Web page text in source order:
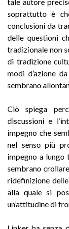
soprattutto è
conclusioni da
delle questioni
tradizionale non
di tradizione
modi d’azione
sembrano
Ciò spiega
discussioni e
impegno che
nel senso più
impegno a lungo
sembrano
ridefinizione
alla quale si
un’attitudine di